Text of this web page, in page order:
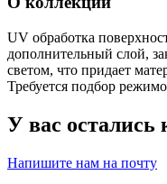
UV обработка
дополнительный слой,
светом, что придает
Требуется подбор
У вас остались
Напишите нам на почту